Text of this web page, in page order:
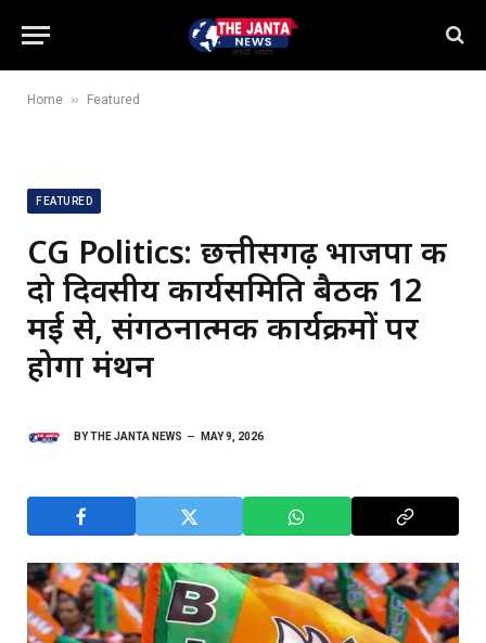
Home » Featured
FEATURED
CG Politics: छत्तीसगढ़ भाजपा की
दो दिवसीय कार्यसमिति बैठक 12
मई से, संगठनात्मक कार्यक्रमों पर
होगा मंथन
BYTHE JANTA NEWS MAY 9, 2026